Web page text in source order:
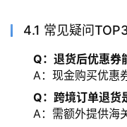
4.1 常见疑问
Q：退货后优惠券
A：现金购买优惠
Q：跨境订单退货
A：需额外提供海